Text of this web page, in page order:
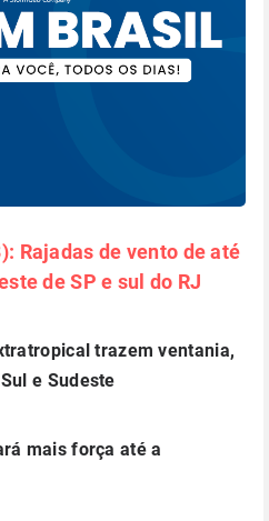
Rajadas de vento de até
de SP e sul do RJ
trazem ventania,
e Sudeste
mais força até a